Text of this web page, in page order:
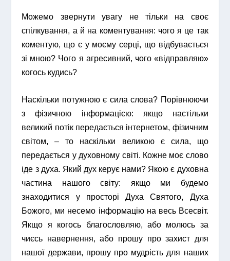
Можемо звернути увагу не тільки на своє
спілкування, а й на коментування: чого я це так
коментую, що є у моєму серці, що відбувається
зі мною? Чого я агресивний, чого «відправляю»
когось кудись?
Наскільки потужною є сила слова? Порівнюючи
з фізичною інформацією: якщо настільки
великий потік передається інтернетом, фізичним
світом, – то наскільки великою є сила, що
передається у духовному світі. Кожне моє слово
іде з духа. Який дух керує нами? Якою є духовна
частина нашого світу: якщо ми будемо
знаходитися у просторі Духа Святого, Духа
Божого, ми несемо інформацію на весь Всесвіт.
Якщо я когось благословляю, або молюсь за
чиєсь навернення, або прошу про захист для
нашої держави, прошу про мудрість для наших